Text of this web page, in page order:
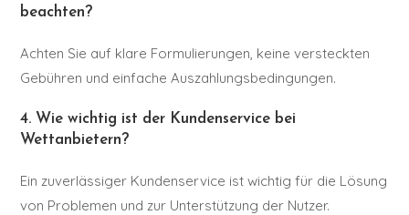
beachten?
Achten Sie auf klare Formulierungen, keine versteckten
Gebühren und einfache Auszahlungsbedingungen.
4. Wie wichtig ist der Kundenservice bei
Wettanbietern?
Ein zuverlässiger Kundenservice ist wichtig für die Lösung
von Problemen und zur Unterstützung der Nutzer.